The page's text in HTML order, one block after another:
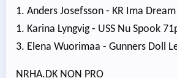
1. Anders Josefsson - KR Ima
1. Karina Lyngvig - USS Nu Spook
3. Elena Wuorimaa - Gunners Doll
NRHA.DK NON PRO